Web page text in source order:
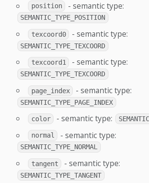
position - semantic type:
SEMANTIC_TYPE_POSITION
texcoord0 - semantic type:
SEMANTIC_TYPE_TEXCOORD
texcoord1 - semantic type:
SEMANTIC_TYPE_TEXCOORD
page_index - semantic type:
SEMANTIC_TYPE_PAGE_INDEX
color - semantic type:
normal - semantic type:
SEMANTIC_TYPE_NORMAL
tangent - semantic type:
SEMANTIC_TYPE_TANGENT